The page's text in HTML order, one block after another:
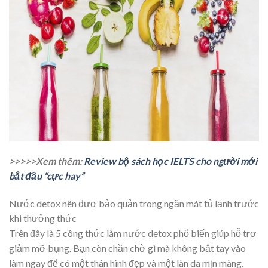
>>>>>Xem thêm:Review bộ sách học IELTS cho người mới
bắt đầu “cực hay”
Nước detox nên đượ bảo quản trong ngăn mát tủ lạnh trước
khi thưởng thức
Trên đây là 5 công thức làm nước detox phổ biến giúp hỗ trợ
giảm mỡ bụng. Bạn còn chần chờ gì mà không bắt tay vào
làm ngay để có một thân hình đẹp và một làn da mịn màng.